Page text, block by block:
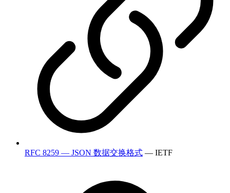
RFC 8259 — JSON 数据交换格式 — IETF